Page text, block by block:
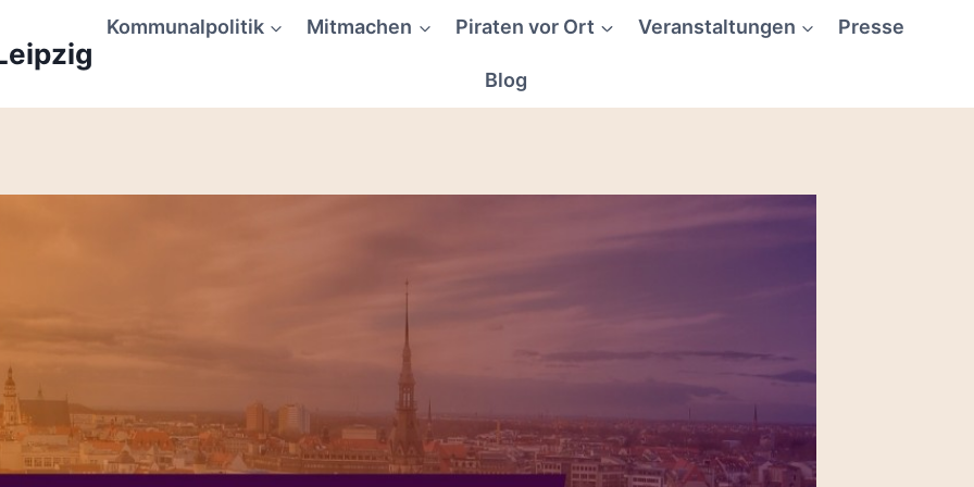
Kommunalpolitik Mitmachen Piraten vor Ort Veranstaltungen Presse
Blog